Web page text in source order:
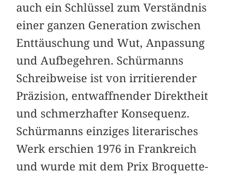
auch ein Schlüssel zum Verständnis
einer ganzen Generation zwischen
Enttäuschung und Wut, Anpassung
und Aufbegehren. Schürmanns
Schreibweise ist von irritierender
Präzision, entwaffnender Direktheit
und schmerzhafter Konsequenz.
Schürmanns einziges literarisches
Werk erschien 1976 in Frankreich
und wurde mit dem Prix Broquette-